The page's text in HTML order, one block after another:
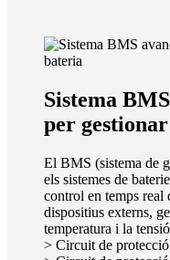
Sistema
per
El BMS (sistema de
els sistemes de
control en temps real
dispositius externs,
temperatura i la
> Circuit de